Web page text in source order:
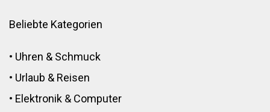
Beliebte Kategorien
• Uhren & Schmuck
• Urlaub & Reisen
• Elektronik & Computer